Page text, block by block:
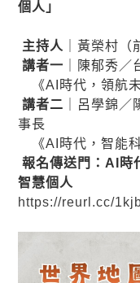
個人」
主持人
｜黃榮村（
講者一 ｜陳郁秀
《AI時代，領航未
講者二 ｜呂學錦
事長
《AI時代，智能科
報名傳送門：AI時
智慧個人
https://reurl.cc/